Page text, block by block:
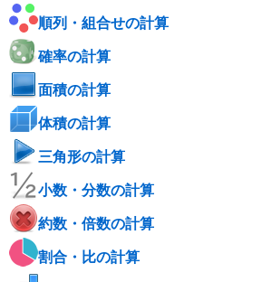
順列・組合せの計算
確率の計算
面積の計算
体積の計算
三角形の計算
小数・分数の計算
約数・倍数の計算
割合・比の計算